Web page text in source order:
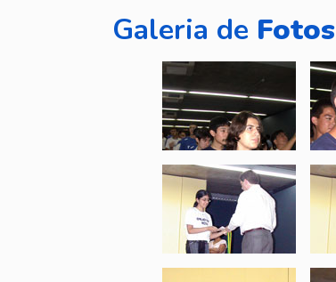
Galeria de Fotos